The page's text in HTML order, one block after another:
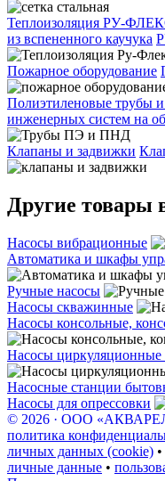
Теплоизоляция РУ-
из вспененного каучука
Пожарное оборудование
Полиэтиленовые трубы
инженерных систем на
Клапаны и задвижки
Другие товары
Насосы вибрационные
Автоматика и шкафы
Ручные насосы
Насосы скважинные
Насосы консольные,
Насосы
Насосные станции
Насосы для опрессовки
© 2026 · ООО
политика
личных данных (cookie) •
личные данные •